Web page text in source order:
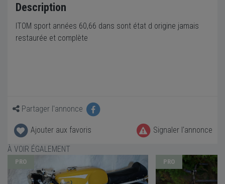
Description
ITOM sport années 60,66 dans sont état d origine jamais
restaurée et complète
Partager l'annonce
Ajouter aux favoris
Signaler l'annonce
À VOIR ÉGALEMENT
PRO PRO